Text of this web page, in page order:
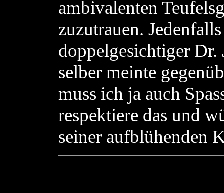
ambivalenten
zuzutrauen.
doppelgesichtiger
selber meinte
muss ich ja auch
respektiere das und
seiner aufblühenden